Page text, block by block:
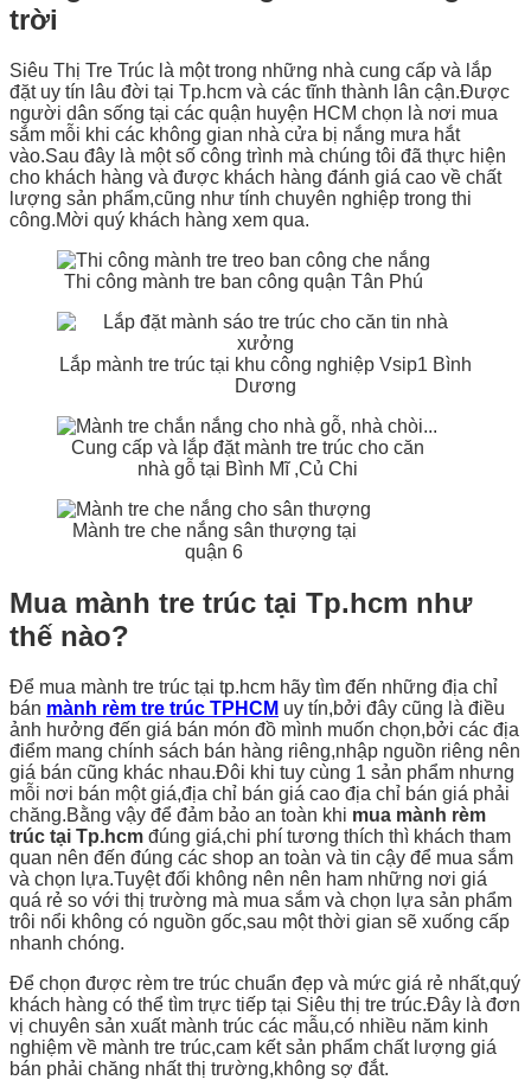
trời
Siêu Thị Tre Trúc là một trong những nhà cung cấp và lắp
đặt uy tín lâu đời tại Tp.hcm và các tĩnh thành lân cận.Được
người dân sống tại các quận huyện HCM chọn là nơi mua
sắm mỗi khi các không gian nhà cửa bị nắng mưa hắt
vào.Sau đây là một số công trình mà chúng tôi đã thực hiện
cho khách hàng và được khách hàng đánh giá cao về chất
lượng sản phẩm,cũng như tính chuyên nghiệp trong thi
công.Mời quý khách hàng xem qua.
Thi công mành tre ban công quận Tân Phú
Lắp mành tre trúc tại khu công nghiệp Vsip1 Bình
Dương
Cung cấp và lắp đặt mành tre trúc cho căn
nhà gỗ tại Bình Mĩ ,Củ Chi
Mành tre che nắng sân thượng tại
quận 6
Mua mành tre trúc tại Tp.hcm như
thế nào?
Để mua mành tre trúc tại tp.hcm hãy tìm đến những địa chỉ
bán mành rèm tre trúc TPHCM uy tín,bởi đây cũng là điều
ảnh hưởng đến giá bán món đồ mình muốn chọn,bởi các địa
điểm mang chính sách bán hàng riêng,nhập nguồn riêng nên
giá bán cũng khác nhau.Đôi khi tuy cùng 1 sản phẩm nhưng
mỗi nơi bán một giá,địa chỉ bán giá cao địa chỉ bán giá phải
chăng.Bằng vậy để đảm bảo an toàn khi mua mành rèm
trúc tại Tp.hcm đúng giá,chi phí tương thích thì khách tham
quan nên đến đúng các shop an toàn và tin cậy để mua sắm
và chọn lựa.Tuyệt đối không nên nên ham những nơi giá
quá rẻ so với thị trường mà mua sắm và chọn lựa sản phẩm
trôi nổi không có nguồn gốc,sau một thời gian sẽ xuống cấp
nhanh chóng.
Để chọn được rèm tre trúc chuẩn đẹp và mức giá rẻ nhất,quý
khách hàng có thể tìm trực tiếp tại Siêu thị tre trúc.Đây là đơn
vị chuyên sản xuất mành trúc các mẫu,có nhiều năm kinh
nghiệm về mành tre trúc,cam kết sản phẩm chất lượng giá
bán phải chăng nhất thị trường,không sợ đắt.